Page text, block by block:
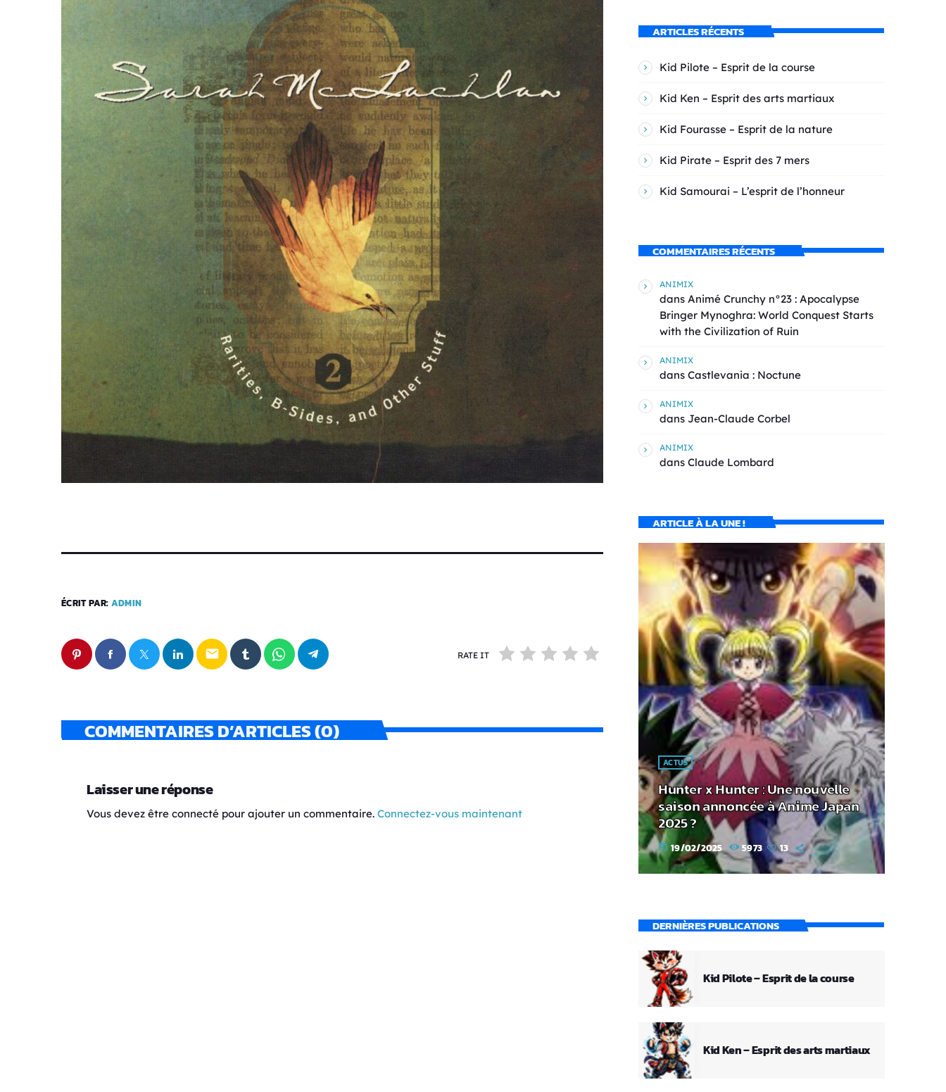
ÉCRIT PAR: ADMIN
email RATE IT
COMMENTAIRES D’ARTICLES (0)
Laisser une réponse
Vous devez être connecté pour ajouter un commentaire. Connectez-vous maintenant
ARTICLES RÉCENTS
Kid Pilote – Esprit de la course
Kid Ken – Esprit des arts martiaux
Kid Fourasse – Esprit de la nature
Kid Pirate – Esprit des 7 mers
Kid Samourai – L’esprit de l’honneur
COMMENTAIRES RÉCENTS
ANIMIX
dans Animé Crunchy n°23 : Apocalypse
Bringer Mynoghra: World Conquest Starts
with the Civilization of Ruin
ANIMIX
dans Castlevania : Noctune
ANIMIX
dans Jean-Claude Corbel
ANIMIX
dans Claude Lombard
ARTICLE À LA UNE !
ACTUS
Hunter x Hunter : Une nouvelle
saison annoncée à Anime Japan
2025 ?
today 19/02/2025 5973 13
DERNIÈRES PUBLICATIONS
Kid Pilote – Esprit de la course
Kid Ken – Esprit des arts martiaux